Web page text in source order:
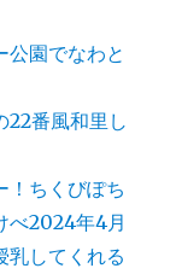
公園でなわと
22番風和里し
！ちくびぽち
べ2024年4月
乳してくれる